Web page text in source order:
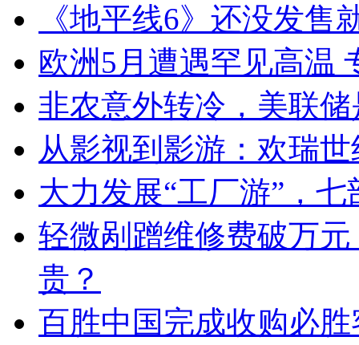
《地平线6》还没发
欧洲5月遭遇罕见高温
非农意外转冷，美联
从影视到影游：欢瑞
大力发展“工厂游”，
轻微剐蹭维修费破万
贵？
百胜中国完成收购必